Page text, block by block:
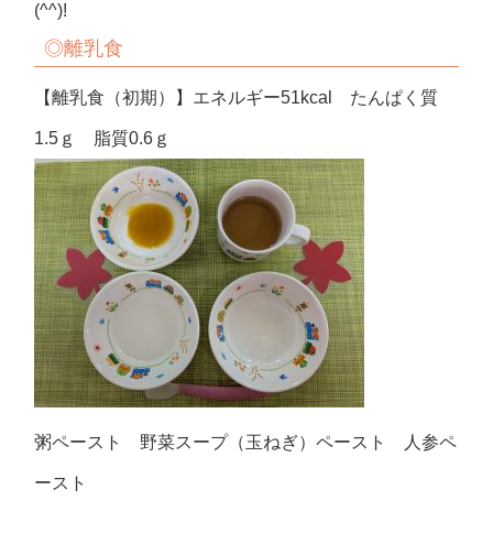
(^^)!
◎離乳食
【離乳食（初期）】エネルギー51kcal たんぱく質
1.5ｇ 脂質0.6ｇ
粥ペースト 野菜スープ（玉ねぎ）ペースト 人参ペ
ースト